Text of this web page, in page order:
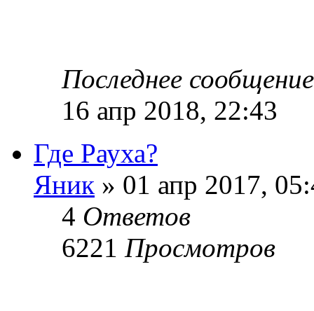
Последнее
16 апр 2018, 22:43
Где Рауха?
Яник » 01 апр 2017,
4 Ответов
6221 Просмотров